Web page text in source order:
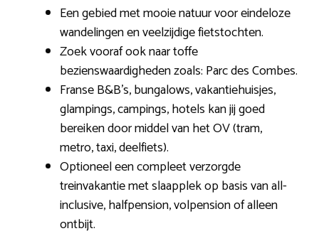
Een gebied met mooie natuur voor eindeloze
wandelingen en veelzijdige fietstochten.
Zoek vooraf ook naar toffe
bezienswaardigheden zoals: Parc des Combes.
Franse B&B’s, bungalows, vakantiehuisjes,
glampings, campings, hotels kan jij goed
bereiken door middel van het OV (tram,
metro, taxi, deelfiets).
Optioneel een compleet verzorgde
treinvakantie met slaapplek op basis van all-
inclusive, halfpension, volpension of alleen
ontbijt.